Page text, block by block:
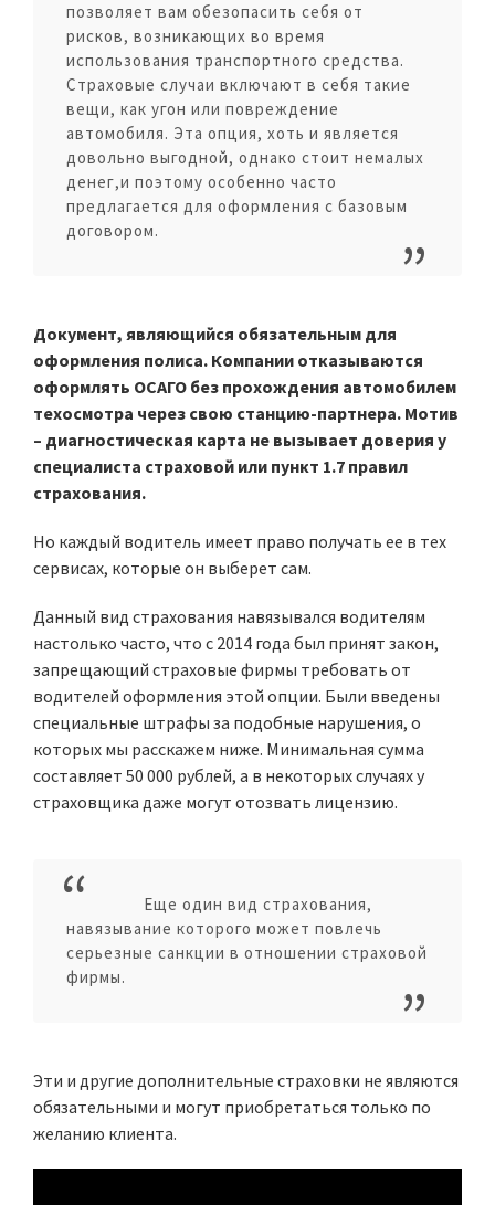
позволяет вам обезопасить себя от
рисков, возникающих во время
использования транспортного средства.
Страховые случаи включают в себя такие
вещи, как угон или повреждение
автомобиля. Эта опция, хоть и является
довольно выгодной, однако стоит немалых
денег,и поэтому особенно часто
предлагается для оформления с базовым
договором.
Документ, являющийся обязательным для
оформления полиса. Компании отказываются
оформлять ОСАГО без прохождения автомобилем
техосмотра через свою станцию-партнера. Мотив
– диагностическая карта не вызывает доверия у
специалиста страховой или пункт 1.7 правил
страхования.
Но каждый водитель имеет право получать ее в тех
сервисах, которые он выберет сам.
Данный вид страхования навязывался водителям
настолько часто, что с 2014 года был принят закон,
запрещающий страховые фирмы требовать от
водителей оформления этой опции. Были введены
специальные штрафы за подобные нарушения, о
которых мы расскажем ниже. Минимальная сумма
составляет 50 000 рублей, а в некоторых случаях у
страховщика даже могут отозвать лицензию.
Еще один вид страхования,
навязывание которого может повлечь
серьезные санкции в отношении страховой
фирмы.
Эти и другие дополнительные страховки не являются
обязательными и могут приобретаться только по
желанию клиента.